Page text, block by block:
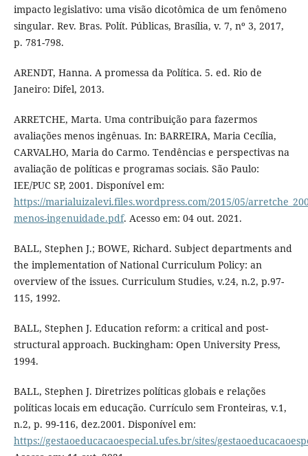
impacto legislativo: uma visão dicotômica de um fenômeno
singular. Rev. Bras. Polít. Públicas, Brasília, v. 7, nº 3, 2017,
p. 781-798.
ARENDT, Hanna. A promessa da Política. 5. ed. Rio de
Janeiro: Difel, 2013.
ARRETCHE, Marta. Uma contribuição para fazermos
avaliações menos ingênuas. In: BARREIRA, Maria Cecília,
CARVALHO, Maria do Carmo. Tendências e perspectivas na
avaliação de políticas e programas sociais. São Paulo:
IEE/PUC SP, 2001. Disponível em:
https://marialuizalevi.files.wordpress.com/2015/05/
menos-ingenuidade.pdf. Acesso em: 04 out. 2021.
BALL, Stephen J.; BOWE, Richard. Subject departments and
the implementation of National Curriculum Policy: an
overview of the issues. Curriculum Studies, v.24, n.2, p.97-
115, 1992.
BALL, Stephen J. Education reform: a critical and post-
structural approach. Buckingham: Open University Press,
1994.
BALL, Stephen J. Diretrizes políticas globais e relações
políticas locais em educação. Currículo sem Fronteiras, v.1,
n.2, p. 99-116, dez.2001. Disponível em:
https://gestaoeducacaoespecial.ufes.br/sites/